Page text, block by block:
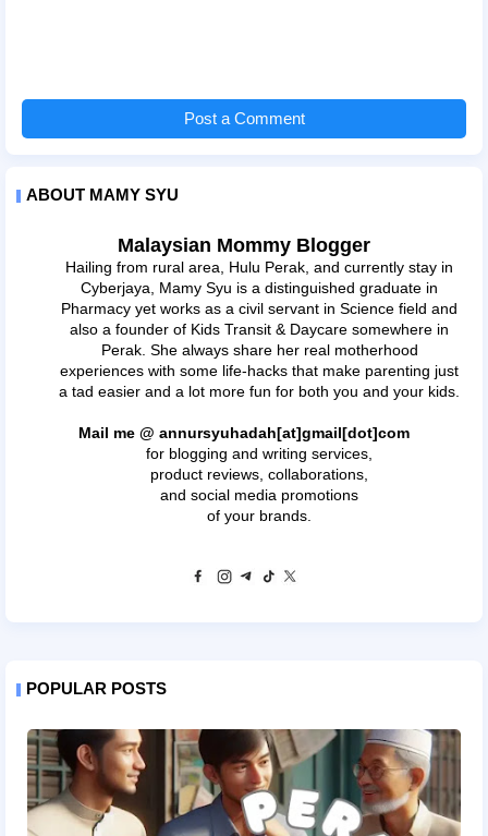
Post a Comment
ABOUT MAMY SYU
Malaysian Mommy Blogger
Hailing from rural area, Hulu Perak, and currently stay in
Cyberjaya, Mamy Syu is a distinguished graduate in
Pharmacy yet works as a civil servant in Science field and
also a founder of Kids Transit & Daycare somewhere in
Perak. She always share her real motherhood
experiences with some life-hacks that make parenting just
a tad easier and a lot more fun for both you and your kids.
Mail me @ annursyuhadah[at]gmail[dot]com
for blogging and writing services,
product reviews, collaborations,
and social media promotions
of your brands.
POPULAR POSTS